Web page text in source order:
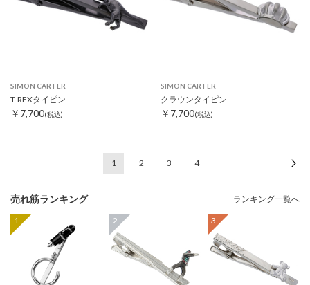
SIMON CARTER
T-REXタイピン
￥7,700(税込)
SIMON CARTER
クラウンタイピン
￥7,700(税込)
1 2 3 4
売れ筋ランキング ランキング一覧へ
1 2 3